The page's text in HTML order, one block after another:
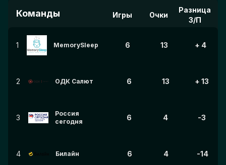
Команды Игры Очки
Разница
З/П
1 MemorySleep 6 13 + 4
2 ОДК Салют 6 13 + 13
3
Россия
сегодня
6 4 -3
4 Билайн 6 4 -14